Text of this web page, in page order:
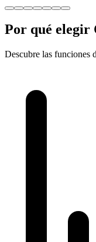
Por qué elegir
Descubre las funciones